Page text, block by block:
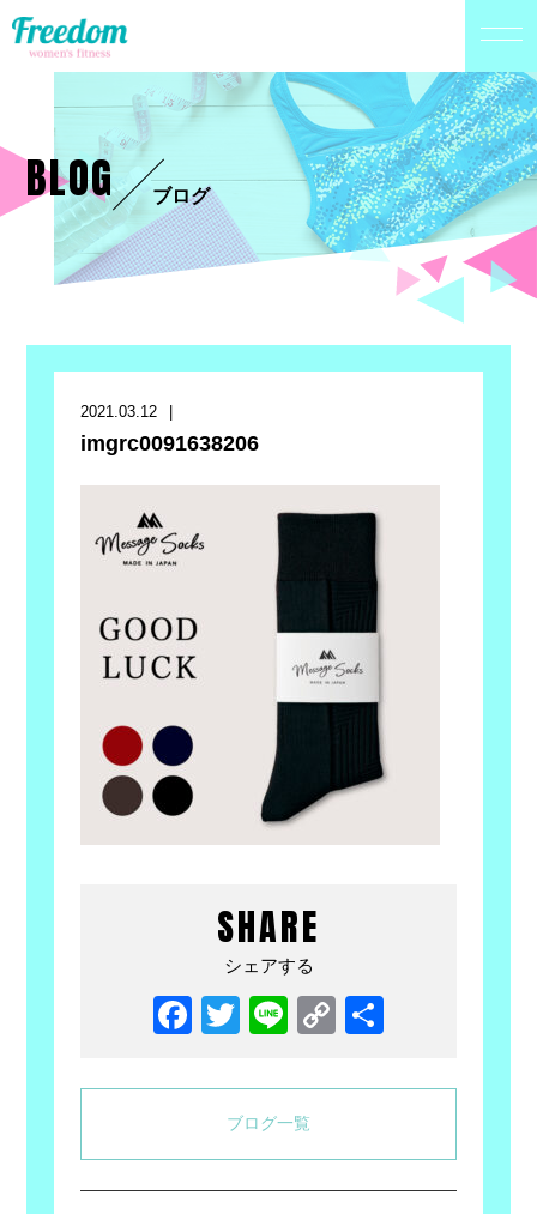
BLOG ブログ
2021.03.12
imgrc0091638206
SHARE
シェアする
Facebook
Twitter
LineCopy
ブログ一覧